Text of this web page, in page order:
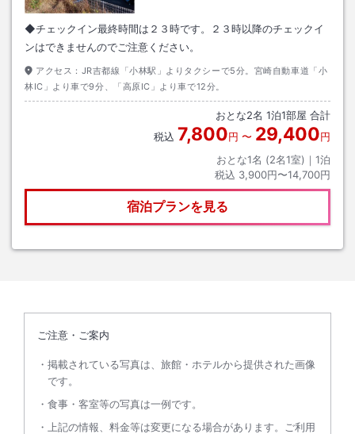
◆チェックイン最終時間は２３時です。２３時以降のチェックイ
ンはできませんのでご注意ください。
アクセス： JR吉都線「小林駅」よりタクシーで5分。宮崎自動車道「小
林IC」より車で9分、「高原IC」より車で12分。
おとな2名 1泊1部屋 合計
税込 7,800円 〜 29,400円
おとな1名 (2名1室)｜ 1泊
税込 3,900円〜14,700円
宿泊プランを見る
ご注意・ご案内
掲載されている写真は、旅館・ホテルから提供された画像
です。
食事・客室等の写真は一例です。
上記の情報、料金等は変更になる場合があります。ご利用